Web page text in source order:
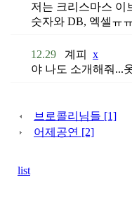
저는 크리스마스 이
숫자와 DB, 엑셀ㅠ
12.29 계피
x
야 나도 소개해줘...
브로콜리님들 [1]
어제공연 [2]
list